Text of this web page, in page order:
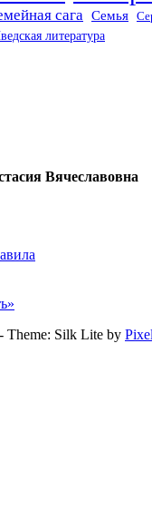
сага Семья
литература
Вячеславовна
- Theme: Silk Lite by